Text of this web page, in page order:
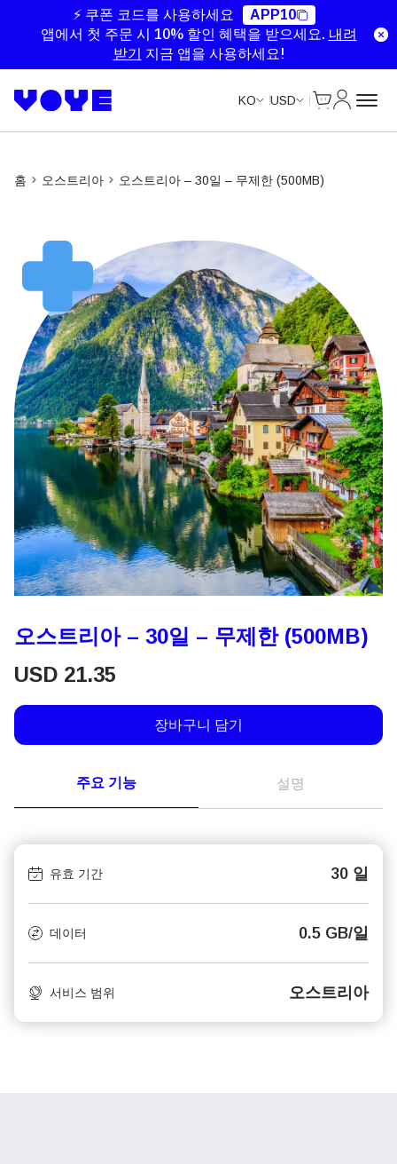
⚡ 쿠폰 코드를 사용하세요
APP10
앱에서 첫 주문 시 10% 할인 혜택을 받으세요. 내려
받기
지금 앱을 사용하세요!
KO USD
홈 오스트리아 오스트리아 – 30일 – 무제한 (500MB)
오스트리아 – 30일 – 무제한 (500MB)
USD 21.35
장바구니 담기
주요 기능 설명
유효 기간 30 일
데이터 0.5 GB/일
서비스 범위 오스트리아
Unlimited Data
Unlimited Data